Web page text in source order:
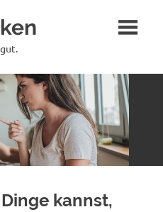
kannst,